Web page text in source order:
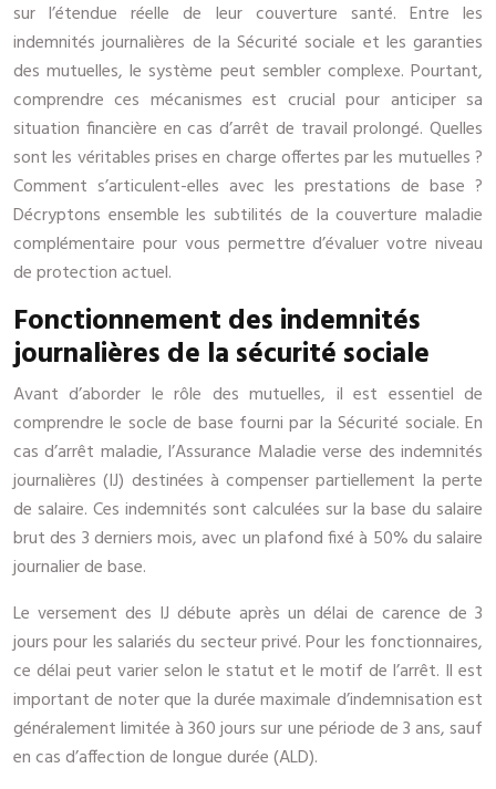
sur l’étendue réelle de leur couverture santé. Entre les
indemnités journalières de la Sécurité sociale et les garanties
des mutuelles, le système peut sembler complexe. Pourtant,
comprendre ces mécanismes est crucial pour anticiper sa
situation financière en cas d’arrêt de travail prolongé. Quelles
sont les véritables prises en charge offertes par les mutuelles ?
Comment s’articulent-elles avec les prestations de base ?
Décryptons ensemble les subtilités de la couverture maladie
complémentaire pour vous permettre d’évaluer votre niveau
de protection actuel.
Fonctionnement des indemnités
journalières de la sécurité sociale
Avant d’aborder le rôle des mutuelles, il est essentiel de
comprendre le socle de base fourni par la Sécurité sociale. En
cas d’arrêt maladie, l’Assurance Maladie verse des indemnités
journalières (IJ) destinées à compenser partiellement la perte
de salaire. Ces indemnités sont calculées sur la base du salaire
brut des 3 derniers mois, avec un plafond fixé à 50% du salaire
journalier de base.
Le versement des IJ débute après un délai de carence de 3
jours pour les salariés du secteur privé. Pour les fonctionnaires,
ce délai peut varier selon le statut et le motif de l’arrêt. Il est
important de noter que la durée maximale d’indemnisation est
généralement limitée à 360 jours sur une période de 3 ans, sauf
en cas d’affection de longue durée (ALD).